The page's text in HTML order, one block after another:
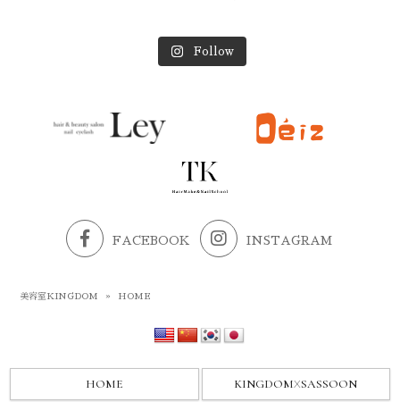
Follow
FACEBOOK INSTAGRAM
美容室KINGDOM » HOME
HOME KINGDOMXSASSOON